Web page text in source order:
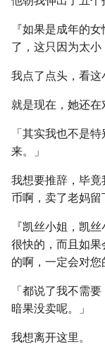
『如果是成年的
了，这只因为太小
我点了点头，看这
就是现在，她还在
「其实我也不是
来。」
我想要推辞，毕
币啊，卖了老妈留
『凯丝小姐，凯
很快的，而且如
的啊，一定会对您
「都说了我不需
暗果没卖呢。」
我想离开这里。